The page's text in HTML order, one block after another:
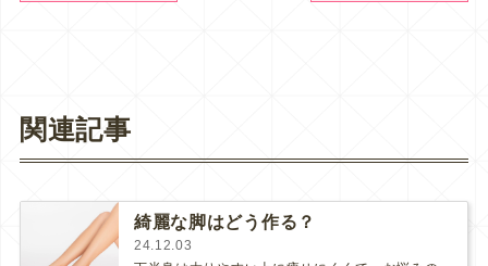
関連記事
綺麗な脚はどう作る？
24.12.03